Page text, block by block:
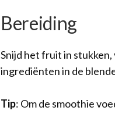
Bereiding
Snijd het fruit in
ingrediënten in de
Tip: Om de smoothie